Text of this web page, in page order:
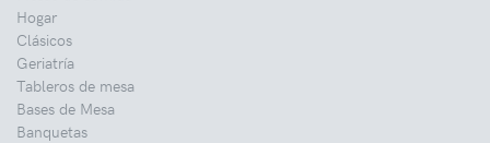
Hogar
Clásicos
Geriatría
Tableros de mesa
Bases de Mesa
Banquetas